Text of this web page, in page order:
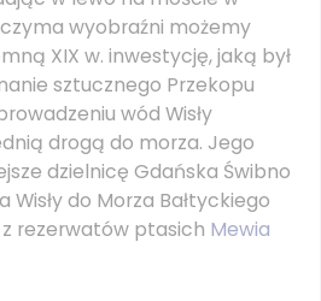
wyobraźni możemy
XIX w. inwestycję, jaką był
sztucznego Przekopu
wód Wisły
drogą do morza. Jego
dzielnicę Gdańska Świbno
Wisły do Morza Bałtyckiego
rezerwatów ptasich Mewia